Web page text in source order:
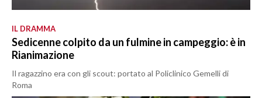
IL DRAMMA
Sedicenne colpito da un fulmine in campeggio: è in
Rianimazione
Il ragazzino era con gli scout: portato al Policlinico Gemelli di
Roma